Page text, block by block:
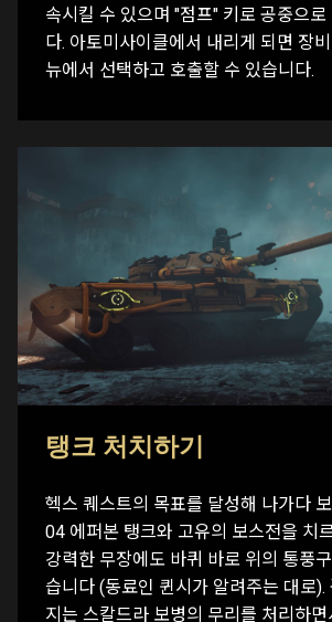
속시킬 수 있으며 "점프" 키로 공중으로
다. 아토미사이클에서 내리게 되면 장
뉴에서 선택하고 호출할 수 있습니다.
탱크 처치하기
헥스 퀘스트의 목표를 달성해 나가다
04 에퍼본 탱크와 고유의 보스전을 치
강력한 무장에도 바퀴 바로 위의 통풍
습니다 (동료인 퀸시가 알려주는 대로).
지는 스칼드라 보병의 무리를 처리하